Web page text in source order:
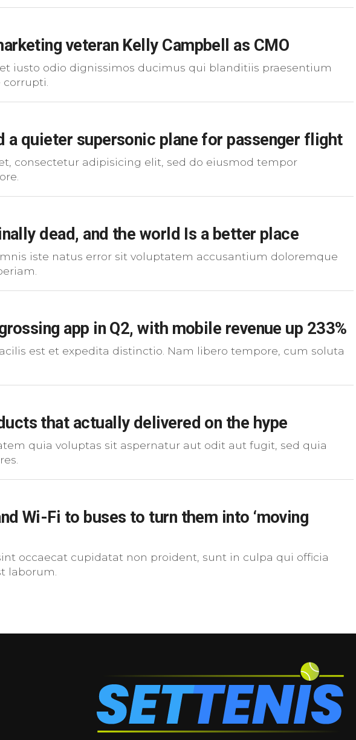
veteran Kelly Campbell as CMO
iusto odio dignissimos ducimus qui blanditiis praesentium
a quieter supersonic plane for passenger flight
consectetur adipisicing elit, sed do eiusmod tempor
dead, and the world Is a better place
iste natus error sit voluptatem accusantium doloremque
app in Q2, with mobile revenue up 233%
est et expedita distinctio. Nam libero tempore, cum soluta
that actually delivered on the hype
quia voluptas sit aspernatur aut odit aut fugit, sed quia
Wi-Fi to buses to turn them into ‘moving
occaecat cupidatat non proident, sunt in culpa qui officia
laborum.